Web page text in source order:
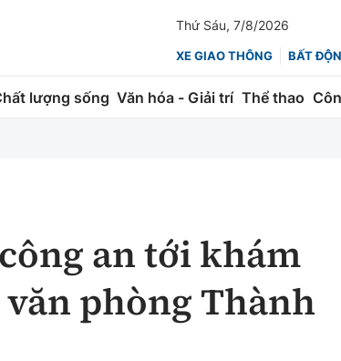
Thứ Sáu, 7/8/2026
XE GIAO THÔNG BẤT
lượng sống Văn hóa - Giải trí Thể thao
Hàng không
Đường sắt
Chứng khoán
Bảo hiểm
an tới khám
phòng Thành